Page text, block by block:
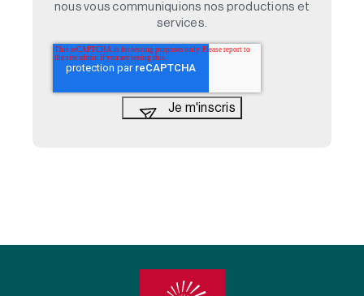
nous vous communiquions nos productions et
services.